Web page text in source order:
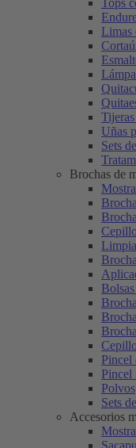
Tops
Limas
Uñas
Sets
Brochas de
Pincel
Pincel
Polvos
Sets
Accesorios